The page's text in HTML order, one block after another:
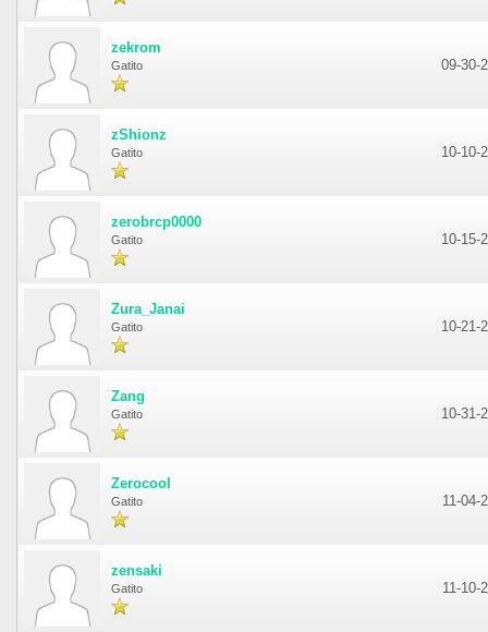
zekrom
Gatito 09-30-
zShionz
Gatito 10-10-
zerobrcp0000
Gatito 10-15-
Zura_Janai
Gatito 10-21-
Zang
Gatito 10-31-
Zerocool
Gatito 11-04-
zensaki
Gatito 11-10-